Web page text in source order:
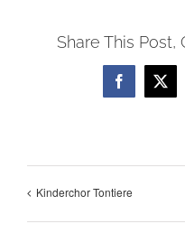
Share This Post,
Facebook
X
Kinderchor Tontiere